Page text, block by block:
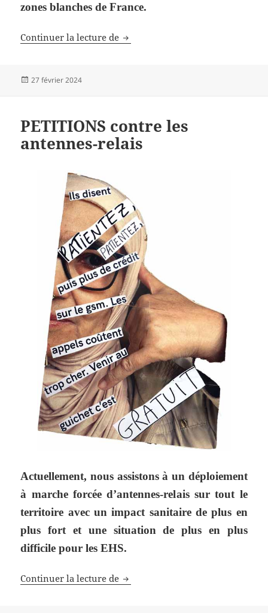
zones blanches de France.
Continuer la lecture de Une zone blanche et une antenne
Publié
27 février 2024
PETITIONS contre les
antennes-relais
Actuellement, nous assistons à un déploiement
à marche forcée d’antennes-relais sur tout le
territoire avec un impact sanitaire de plus en
plus fort et une situation de plus en plus
difficile pour les EHS.
Continuer la lecture de PETITIONS contre les antennes-